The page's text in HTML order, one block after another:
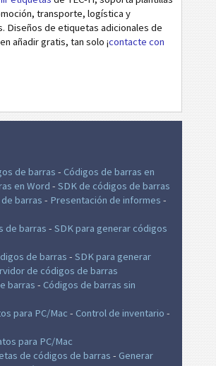
transporte, logística y
Diseños de etiquetas adicionales de
añadir gratis, tan solo ¡contacte con
de barras - Códigos de barras en
en Word - SDK de códigos de barras
barras - Presentación de informes -
de barras - SDK para generar códigos
de barras - SDK para generar
de códigos de barras
barras - Códigos de barras sin
para PC/Mac - Control de inventario -
para PC/Mac
de códigos de barras - Generar